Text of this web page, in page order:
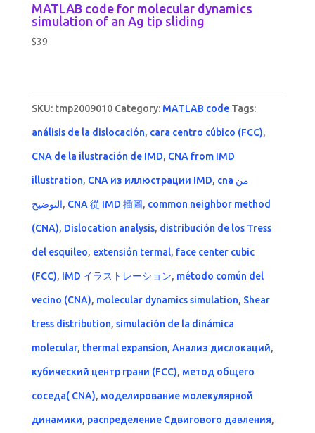
MATLAB code for molecular dynamics
simulation of an Ag tip sliding
$39
SKU: tmp2009010 Category: MATLAB code Tags:
análisis de la dislocación, cara centro cúbico (FCC),
CNA de la ilustración de IMD, CNA from IMD
illustration, CNA из иллюстрации IMD, cna من
التوضيح, CNA 從 IMD 插圖, common neighbor method
(CNA), Dislocation analysis, distribución de los Tress
del esquileo, extensión termal, face center cubic
(FCC), IMD イラストレーション, método común del
vecino (CNA), molecular dynamics simulation, Shear
tress distribution, simulación de la dinámica
molecular, thermal expansion, Анализ дислокаций,
кубический центр грани (FCC), метод общего
соседа( CNA), моделирование молекулярной
динамики, распределение Сдвигового давления,